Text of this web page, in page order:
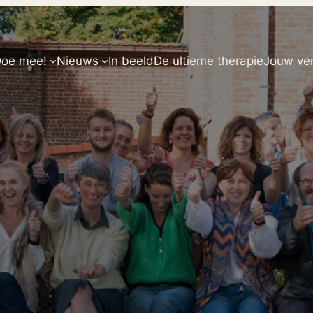
mee! Nieuws In beeldDe ultieme therapieJouw